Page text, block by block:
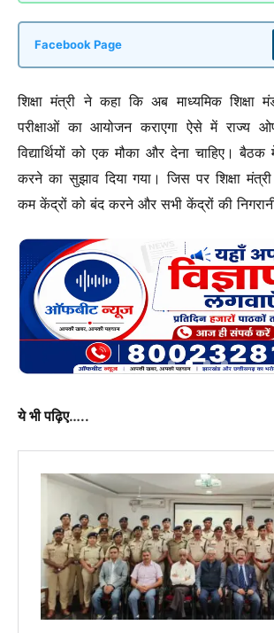
Facebook Page
शिक्षा मंत्री ने कहा कि अब माध्यमिक शिक्षा
परीक्षाओं का आयोजन कराएगा ऐसे में
विद्यार्थियों को एक मौका और देना चाहिए।
करने का सुझाव दिया गया। जिस पर शिक्षा मंत्री
कम केंद्रों को बंद करने और सभी केंद्रों की
ये भी पढ़िए…..